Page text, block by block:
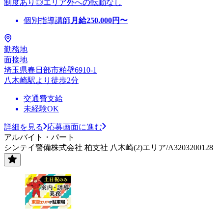
制度あり◎エリア外への転勤なし
個別指導講師 月給250,000円〜
勤務地
面接地
埼玉県春日部市粕壁6910-1
八木崎駅より徒歩2分
交通費支給
未経験OK
詳細を見る
応募画面に進む
アルバイト・パート
シンテイ警備株式会社 柏支社 八木崎(2)エリア/A3203200128